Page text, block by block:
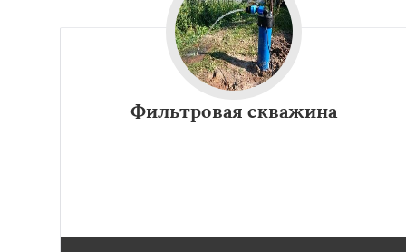
Фильтровая скважина